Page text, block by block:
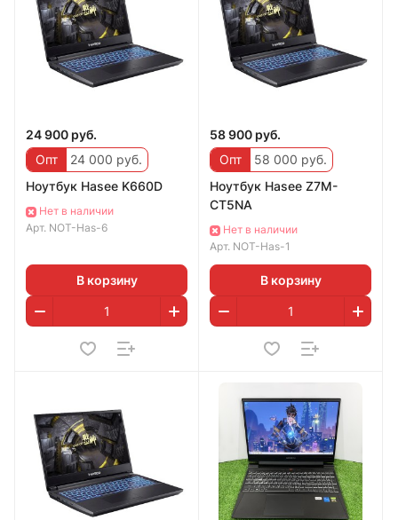
24 900 руб.
Опт
24 000 руб.
Ноутбук Hasee K660D
Нет в наличии
Арт. NOT-Has-6
В корзину
58 900 руб.
Опт
58 000 руб.
Ноутбук Hasee Z7M-
CT5NA
Нет в наличии
Арт. NOT-Has-1
В корзину